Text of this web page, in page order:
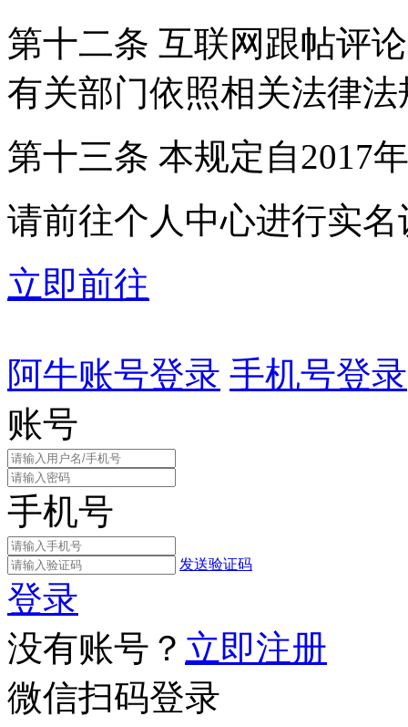
第十二条 互联网跟帖评
有关部门依照相关法律
第十三条 本规定自2017
请前往个人中心进行实名
立即前往
阿牛账号登录 手机号登录
账号
手机号
发送验证码
登录
没有账号？ 立即注册
微信扫码登录